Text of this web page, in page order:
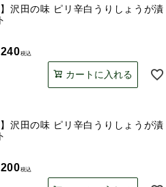
】沢田の味 ピリ辛白うりしょうが漬
税込
カートに入れる
】沢田の味 ピリ辛白うりしょうが漬
税込